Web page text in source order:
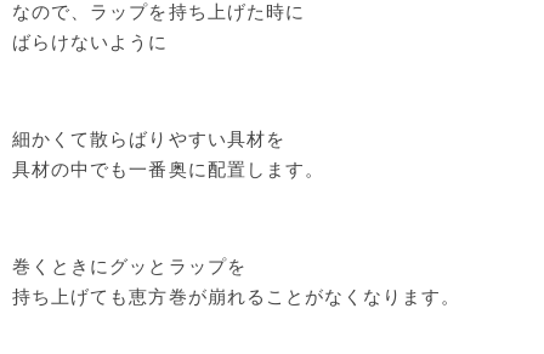
なので、ラップを持ち上げた時に
ばらけないように
細かくて散らばりやすい具材を
具材の中でも一番奥に配置します。
巻くときにグッとラップを
持ち上げても恵方巻が崩れることがなくなります。